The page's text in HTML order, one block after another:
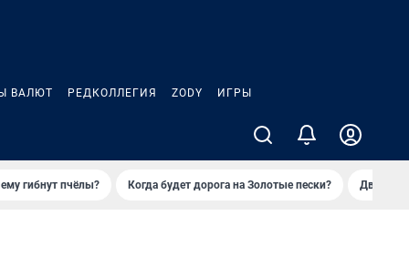
ВАЛЮТ РЕДКОЛЛЕГИЯ ZODY ИГРЫ
гибнут пчёлы? Когда будет дорога на Золотые пески? Двое